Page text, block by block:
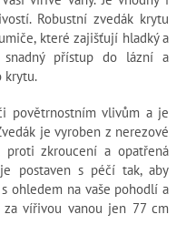
Robustní zvedák krytu
které zajišťují hladký a
snadný přístup do lázní a
krytu.
povětrnostním vlivům a je
je vyroben z nerezové
proti zkroucení a opatřená
postaven s péčí tak, aby
ohledem na vaše pohodlí a
za vířivou vanou jen 77 cm